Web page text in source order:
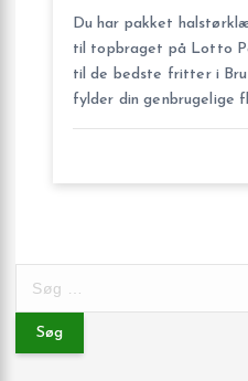
Du har pakket
til topbraget på Lotto
til de bedste fritter i
fylder din genbrugelige
e